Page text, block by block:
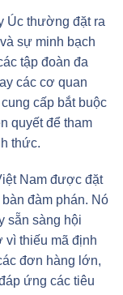
Úc thường đặt ra
sự minh bạch
tập đoàn đa
các cơ quan
cấp bắt buộc
quyết để tham
thức.
Nam được đặt
đàm phán. Nó
sẵn sàng hội
vì thiếu mã định
đơn hàng lớn,
ứng các tiêu